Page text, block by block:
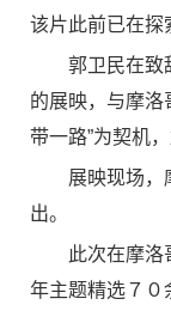
该片此前已在探
郭卫民在致
的展映，与摩洛
带一路”为契机
展映现场，
出。
此次在摩
年主题精选７０